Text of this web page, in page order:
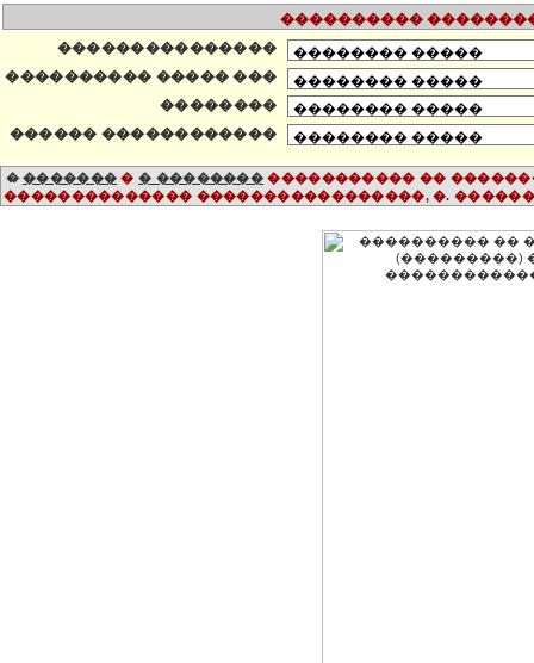
����������
���������������
���������� ����� ���
��������
������ ������������
������� � � �������� ����������� ��
�������������� �����������������, �. ������